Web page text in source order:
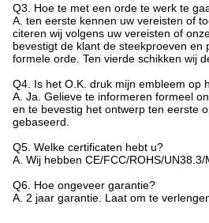
Q3. Hoe te met een orde te werk te
A. ten eerste kennen uw vereisten of
citeren wij volgens uw vereisten of
bevestigt de klant de steekproeven en
formele orde. Ten vierde schikken wij
Q4. Is het O.K. druk mijn embleem op
A. Ja. Gelieve te informeren formeel
en te bevestig het ontwerp ten eerste
gebaseerd.
Q5. Welke certificaten hebt u?
A. Wij hebben CE/FCC/ROHS/
Q6. Hoe ongeveer garantie?
A. 2 jaar garantie. Laat om te